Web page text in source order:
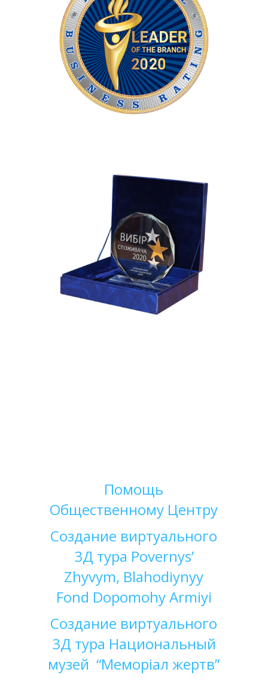
Помощь
Общественному Центру
Создание виртуального
3Д тура Povernys’
Zhyvym, Blahodiynyy
Fond Dopomohy Armiyi
Создание виртуального
3Д тура Национальный
музей “Меморіал жертв”